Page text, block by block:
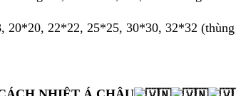
22*22, 25*25, 30*30, 32*32